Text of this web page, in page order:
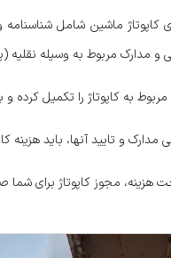
کاپوتاژ ماشین شامل
مدارک مربوط به وسیله نقلیه
به کاپوتاژ را تکمیل کرده و
و تایید آنها، باید هزینه
هزینه، مجوز کاپوتاژ برای شما